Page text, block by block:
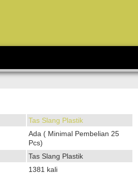
Tas Slang Plastik
Ada ( Minimal Pembelian 25
Pcs)
Tas Slang Plastik
1381 kali